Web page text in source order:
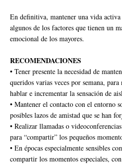
En definitiva, mantener una vida activa
algunos de los factores que tienen un
emocional de los mayores.
RECOMENDACIONES
• Tener presente la necesidad de
queridos varias veces por semana,
hablar e incrementar la sensación de
• Mantener el contacto con el entorno
posibles lazos de amistad que se han
• Realizar llamadas o
para “compartir” los pequeños
• En épocas especialmente sensibles
compartir los momentos especiales,